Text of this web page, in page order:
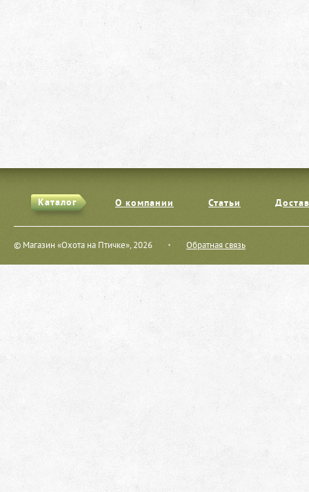
Каталог О компании Статьи
© Магазин «Охота на Птичке», 2026 Обратная связь